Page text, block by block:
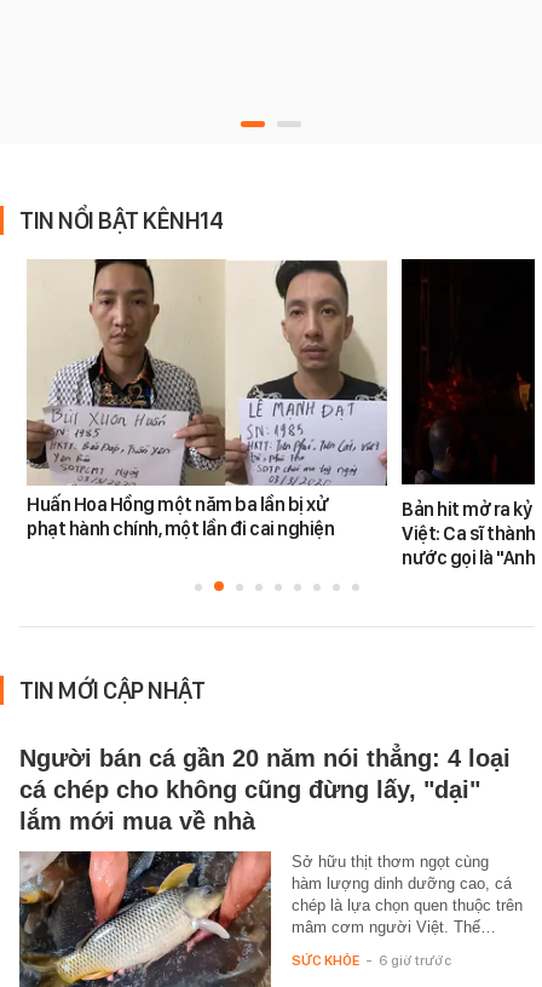
TIN NỔI BẬT KÊNH14
Huấn Hoa Hồng một năm ba lần bị xử
phạt hành chính, một lần đi cai nghiện
Bản hit mở ra kỷ
Việt: Ca sĩ
nước gọi là "Anh
TIN MỚI CẬP NHẬT
Người bán cá gần 20 năm nói thẳng: 4 loại
cá chép cho không cũng đừng lấy, "dại"
lắm mới mua về nhà
Sở hữu thịt thơm ngọt cùng
hàm lượng dinh dưỡng cao, cá
chép là lựa chọn quen thuộc trên
mâm cơm người Việt. Thế…
SỨC KHỎE - 6 giờ trước